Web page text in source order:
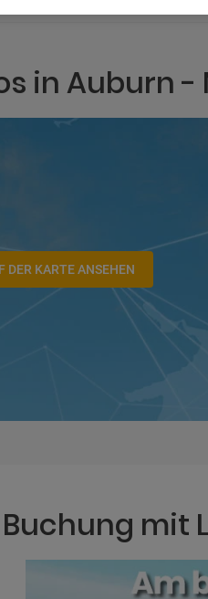
in Auburn -
DER KARTE ANSEHEN
mit